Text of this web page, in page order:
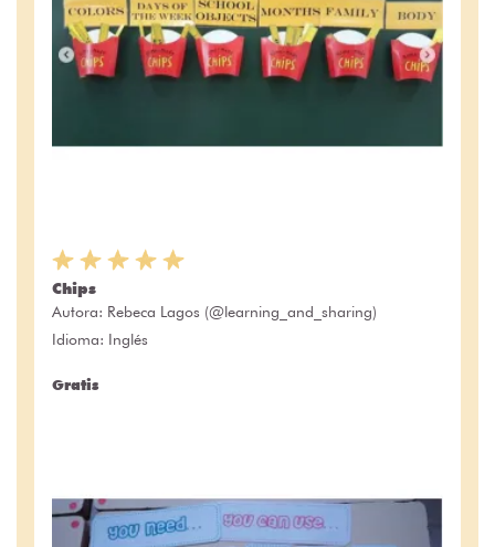
Chips
Autora: Rebeca Lagos (@learning_and_sharing)
Idioma: Inglés
Gratis